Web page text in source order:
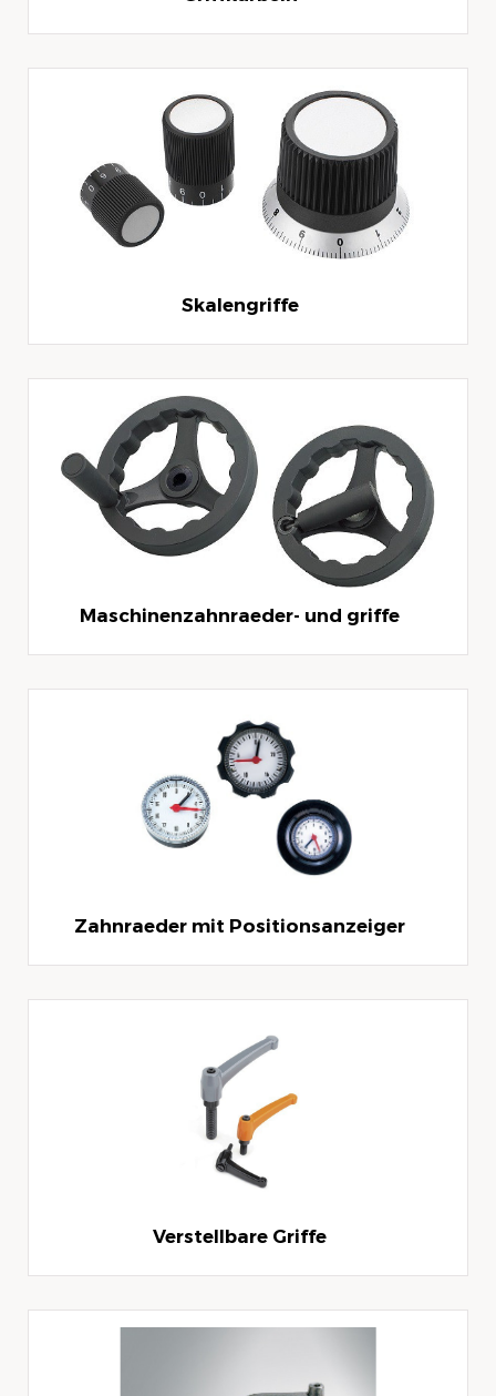
Skalengriffe
Maschinenzahnraeder- und griffe
Zahnraeder mit Positionsanzeiger
Verstellbare Griffe